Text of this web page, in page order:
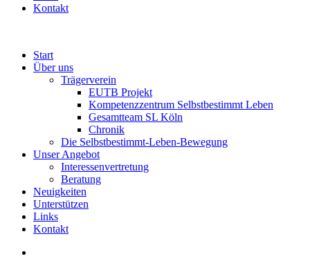
Kontakt
Start
Über uns
Trägerverein
EUTB Projekt
Kompetenzzentrum Selbstbestimmt Leben
Gesamtteam SL Köln
Chronik
Die Selbstbestimmt-Leben-Bewegung
Unser Angebot
Interessenvertretung
Beratung
Neuigkeiten
Unterstützen
Links
Kontakt